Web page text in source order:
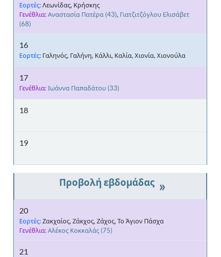
Εορτές:Λεωνίδας, Κρήσκης
Γενέθλια:Αναστασία Πατέρα (43), Γιατζιτζόγλου Ελισάβετ
(68)
16
Εορτές: Γαληνός, Γαλήνη, Κάλλι, Καλία, Χιονία, Χιονούλα
17
Γενέθλια:Ιωάννα Παπαδάτου (33)
18
19
»
20
Εορτές:Ζακχαίος, Ζάκχος, Ζάχος, Το Άγιον Πάσχα
Γενέθλια:Αλέκος Κοκκαλάς (75)
21